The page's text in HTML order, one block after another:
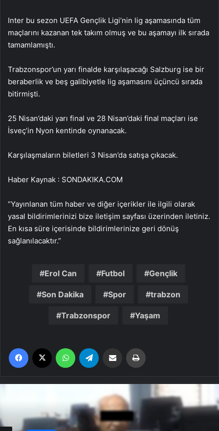
Inter bu sezon UEFA Gençlik Ligi’nin lig aşamasında tüm
maçlarını kazanan tek takım olmuş ve bu aşamayı ilk sırada
tamamlamıştı.
Trabzonspor’un yarı finalde karşılaşacağı Salzburg ise bir
beraberlik ve beş galibiyetle lig aşamasını üçüncü sırada
bitirmişti.
25 Nisan’daki yarı final ve 28 Nisan’daki final maçları ise
İsveç’in Nyon kentinde oynanacak.
Karşılaşmaların biletleri 3 Nisan’da satışa çıkacak.
Haber Kaynak : SONDAKIKA.COM
“Yayınlanan tüm haber ve diğer içerikler ile ilgili olarak
yasal bildirimlerinizi bize iletişim sayfası üzerinden iletiniz.
En kısa süre içerisinde bildirimlerinize geri dönüş
sağlanılacaktır.”
Erol Can Futbol Gençlik
Son Dakika Spor trabzon
Trabzonspor Yaşam
Facebook WhatsApp Email'den paylaş